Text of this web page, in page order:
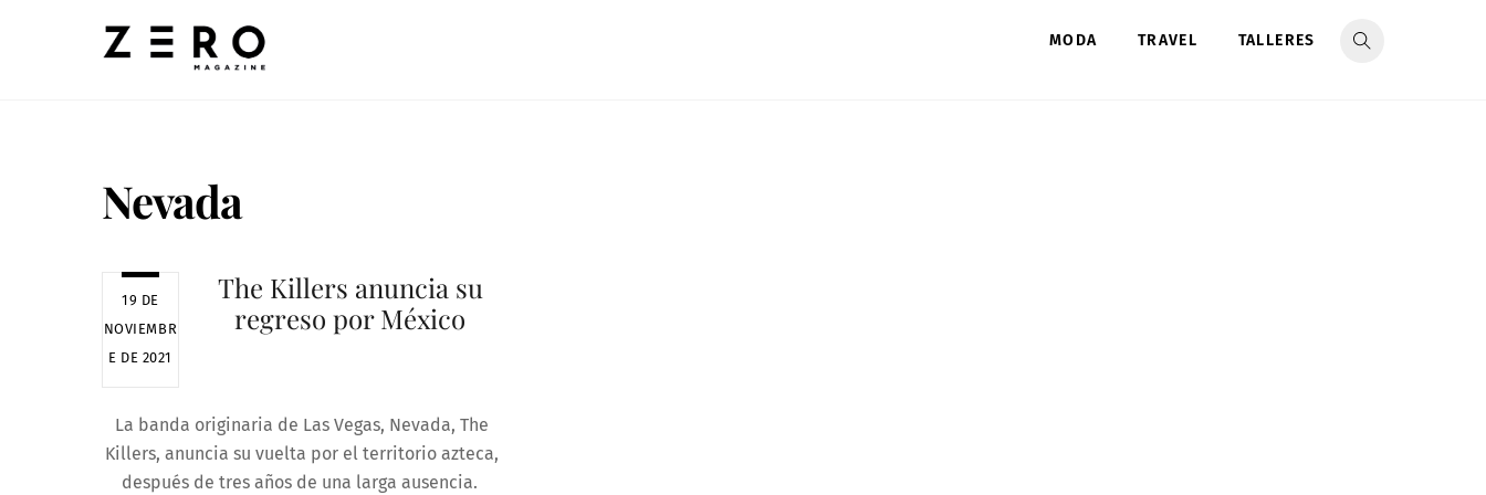
MODA TRAVEL TALLERES
Nevada
19 DE
NOVIEMBR
E DE 2021
The Killers anuncia su
regreso por México
La banda originaria de Las Vegas, Nevada, The
Killers, anuncia su vuelta por el territorio azteca,
después de tres años de una larga ausencia.